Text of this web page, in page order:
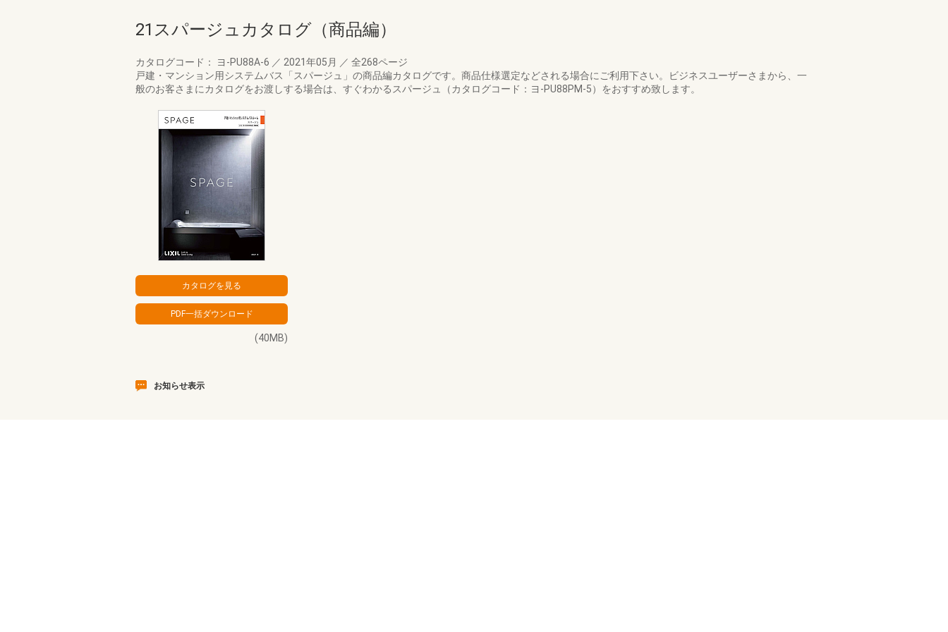
21スパージュカタログ（商品編）
カタログコード： ヨ-PU88A-6 ／ 2021年05月 ／ 全268ページ
戸建・マンション用システムバス「スパージュ」の商品編カタログです。商品仕様選定などされる場合にご利用下さい。ビジネスユーザーさまから、一
般のお客さまにカタログをお渡しする場合は、すぐわかるスパージュ（カタログコード：ヨ-PU88PM-5）をおすすめ致します。
(40MB)
お知らせ表示